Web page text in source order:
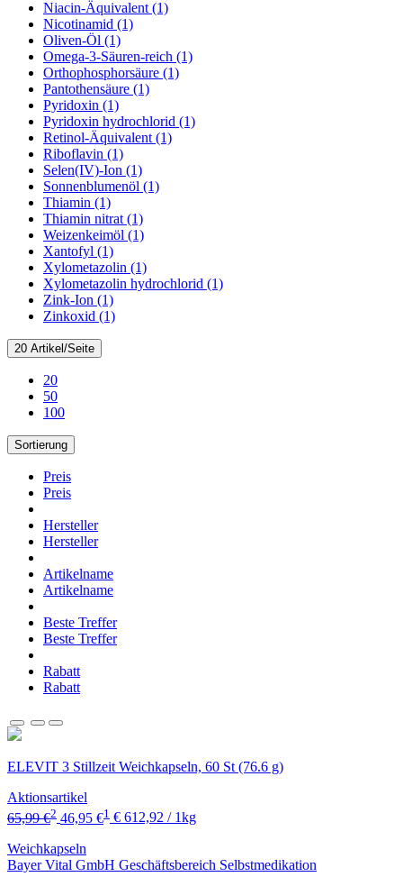
Niacin-Äquivalent (1)
Nicotinamid (1)
Oliven-Öl (1)
Omega-3-Säuren-reich (1)
Orthophosphorsäure (1)
Pantothensäure (1)
Pyridoxin (1)
Pyridoxin hydrochlorid (1)
Retinol-Äquivalent (1)
Riboflavin (1)
Selen(IV)-Ion (1)
Sonnenblumenöl (1)
Thiamin (1)
Thiamin nitrat (1)
Weizenkeimöl (1)
Xantofyl (1)
Xylometazolin (1)
Xylometazolin hydrochlorid (1)
Zink-Ion (1)
Zinkoxid (1)
20 Artikel/Seite
20
50
100
Sortierung
Preis
Preis
Hersteller
Hersteller
Artikelname
Artikelname
Beste Treffer
Beste Treffer
Rabatt
Rabatt
ELEVIT 3 Stillzeit Weichkapseln, 60 St (76.6 g)
Aktionsartikel
65,99 €2 46,95 €1 € 612,92 / 1kg
Weichkapseln
Bayer Vital GmbH Geschäftsbereich Selbstmedikation